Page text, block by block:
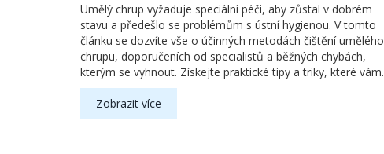
Umělý chrup vyžaduje speciální péči, aby zůstal v dobrém
stavu a předešlo se problémům s ústní hygienou. V tomto
článku se dozvíte vše o účinných metodách čištění umělého
chrupu, doporučeních od specialistů a běžných chybách,
kterým se vyhnout. Získejte praktické tipy a triky, které vám
pomohou udržet váš umělý chrup čistý a zdravý.
Zobrazit více